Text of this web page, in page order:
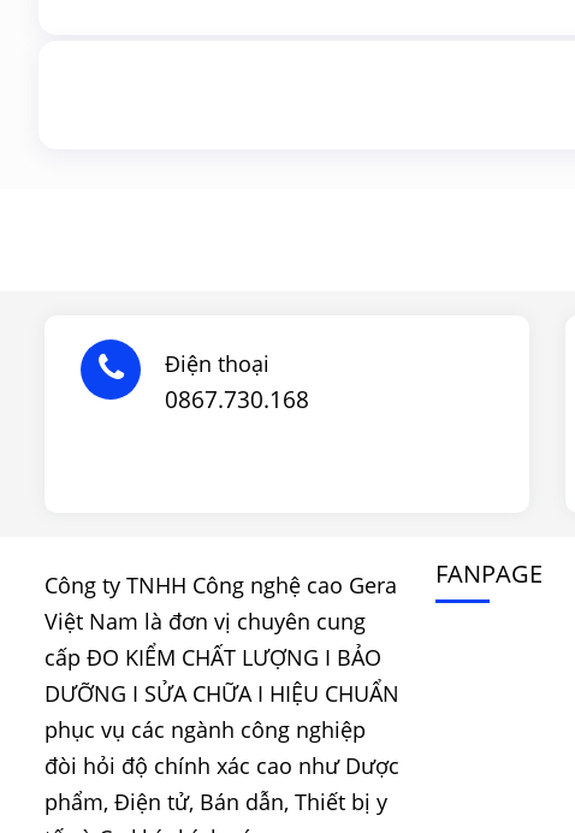
Điện thoại
0867.730.168
Công ty TNHH Công nghệ cao Gera
Việt Nam là đơn vị chuyên cung
cấp ĐO KIỂM CHẤT LƯỢNG I BẢO
DƯỠNG I SỬA CHỮA I HIỆU CHUẨN
phục vụ các ngành công nghiệp
đòi hỏi độ chính xác cao như Dược
phẩm, Điện tử, Bán dẫn, Thiết bị y
FANPAGE